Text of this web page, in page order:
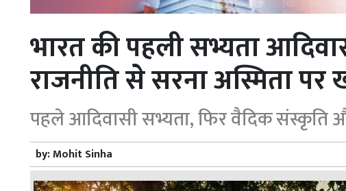
भारत की पहली सभ्यता
राजनीति से सरना अस्मिता पर
पहले आदिवासी सभ्यता, फिर वैदिक संस्कृति
by:Mohit Sinha